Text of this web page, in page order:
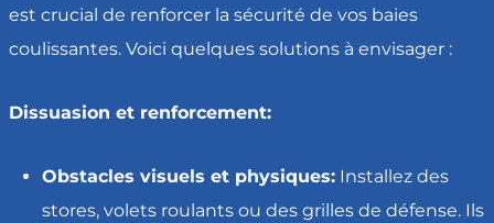
est crucial de renforcer la sécurité de vos baies
coulissantes. Voici quelques solutions à envisager :
Dissuasion et renforcement:
Obstacles visuels et physiques:Installez des
stores, volets roulants ou des grilles de défense. Ils